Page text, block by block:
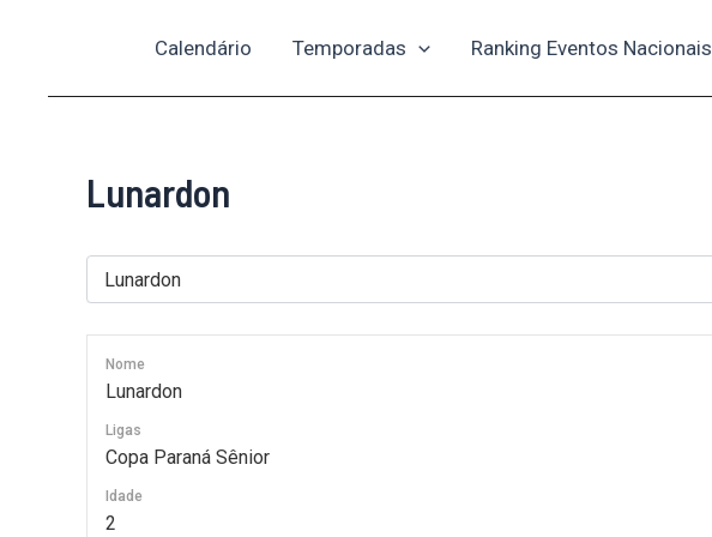
Calendário Temporadas Ranking Eventos Nacionais
Lunardon
Nome
Lunardon
Ligas
Copa Paraná Sênior
Idade
2